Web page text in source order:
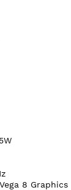
8 Graphics